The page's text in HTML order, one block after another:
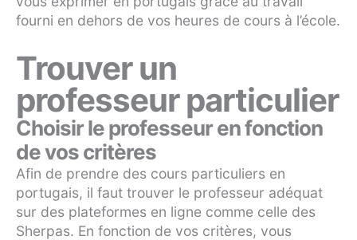
fourni en dehors de vos heures de cours à l’école.
Trouver un
professeur particulier
Choisir le professeur en fonction
de vos critères
Afin de prendre des cours particuliers en
portugais, il faut trouver le professeur adéquat
sur des plateformes en ligne comme celle des
Sherpas. En fonction de vos critères, vous